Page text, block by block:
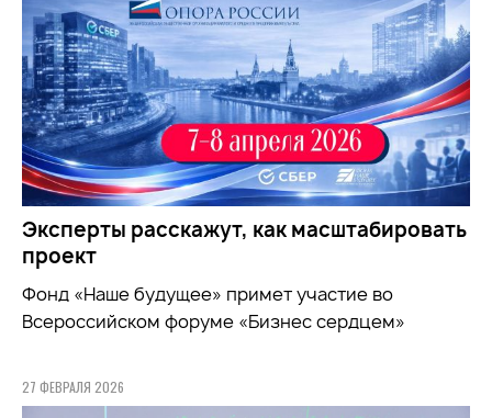
Эксперты расскажут, как масштабировать
проект
Фонд «Наше будущее» примет участие во
Всероссийском форуме «Бизнес сердцем»
27 ФЕВРАЛЯ 2026